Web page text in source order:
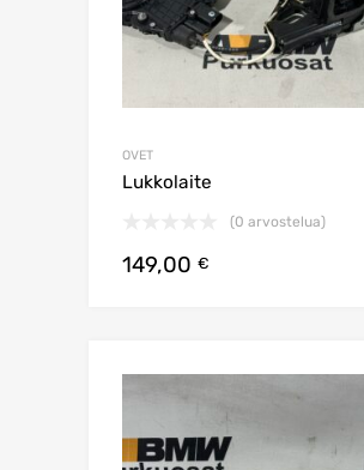
OVET
Lukkolaite
(0 arvostelua)
149,00 €